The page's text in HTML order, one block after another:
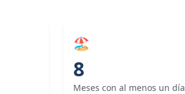
🏖
8
Meses con al menos un día